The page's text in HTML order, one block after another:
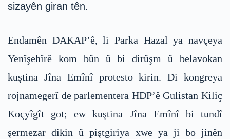
sizayên giran tên.
Endamên DAKAP’ê, li Parka Hazal ya navçeya
Yenîşehîrê kom bûn û bi dirûşm û belavokan
kuştina Jîna Emînî protesto kirin. Di kongreya
rojnamegerî de parlementera HDP’ê Gulistan Kiliç
Koçyîgît got; ew kuştina Jîna Emînî bi tundî
şermezar dikin û piştgiriya xwe ya ji bo jinên